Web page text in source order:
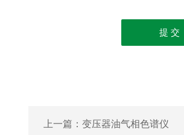
上一篇： 变压器油气相色谱仪